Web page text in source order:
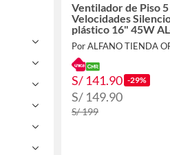
Ventilador de Piso 5
Velocidades
plástico 16" 45W
Por ALFANO TIENDA
S/ 141.90 -29%
S/ 149.90
S/ 199